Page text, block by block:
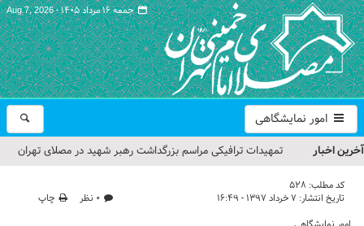
جمعه ۱۶ مرداد ۱۴۰۵ - Aug 7, 2026
امور نمایشگاهی
آخرین اخبار
تمهیدات ترافیکی مراسم بزرگداشت رهبر شهید در مصلای تهران
حجت‌الاسلام حاج علی‌اکبری؛ خطیب این هفته نماز جمعه تهران
کد مطلب: 528
تاریخ انتشار: ۷ خرداد ۱۳۹۷ - ۱۶:۴۹ ۰ نظر
چاپ